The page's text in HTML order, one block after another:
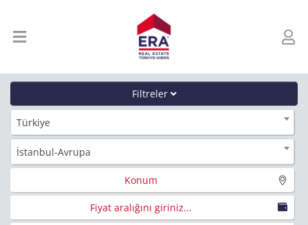
Filtreler
Türkiye
İstanbul-Avrupa
Konum
Fiyat aralığını giriniz...